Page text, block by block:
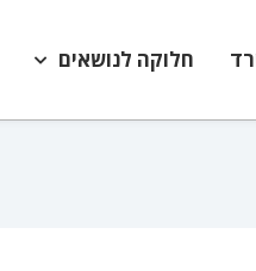
חלוקה לנושאים